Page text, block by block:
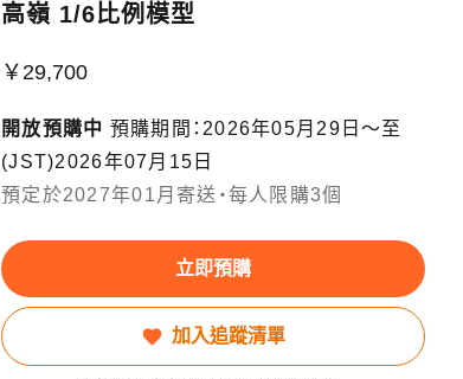
高嶺 1/6比例模型
￥29,700
開放預購中 預購期間：2026年05月29日〜至
(JST)2026年07月15日
預定於2027年01月寄送・每人限購3個
立即預購
加入追蹤清單